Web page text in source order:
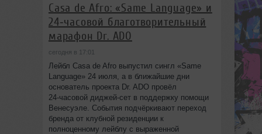
Casa de Afro: «Same Language» и
24‑часовой благотворительный
марафон Dr. ADO
сегодня в 17:01
Лейбл Casa de Afro выпустил сингл «Same
Language» 24 июля, а в ближайшие дни
основатель проекта Dr. ADO провёл
24‑часовой диджей‑сет в поддержку помощи
Венесуэле. События подчёркивают переход
бренда от клубной резиденции к
полноценному лейблу с выраженной